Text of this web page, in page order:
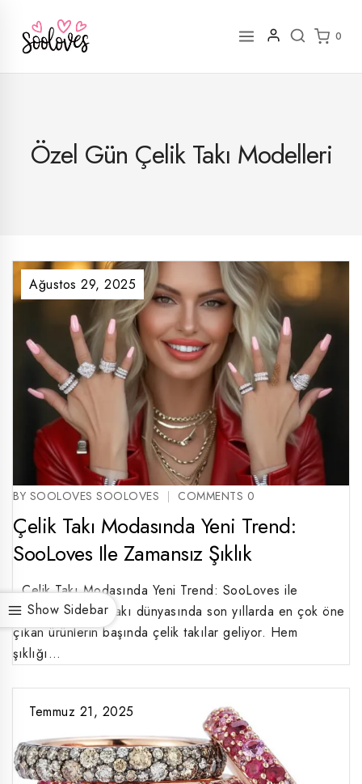
0
Show Sidebar
Özel Gün Çelik Takı Modelleri
BY SOOLOVES SOOLOVES
Ağustos 29, 2025
COMMENTS 0
Çelik Takı Modasında Yeni Trend:
SooLoves Ile Zamansız Şıklık
Çelik Takı Modasında Yeni Trend: SooLoves ile
Zamansız Şıklık Takı dünyasında son yıllarda en çok öne
çıkan ürünlerin başında çelik takılar geliyor. Hem
şıklığı…
Temmuz 21, 2025